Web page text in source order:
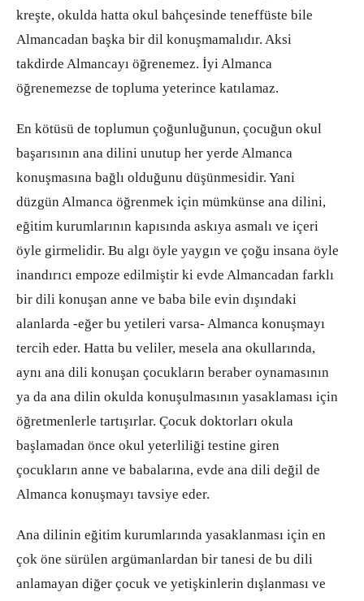
kreşte, okulda hatta okul bahçesinde teneffüste bile
Almancadan başka bir dil konuşmamalıdır. Aksi
takdirde Almancayı öğrenemez. İyi Almanca
öğrenemezse de topluma yeterince katılamaz.
En kötüsü de toplumun çoğunluğunun, çocuğun okul
başarısının ana dilini unutup her yerde Almanca
konuşmasına bağlı olduğunu düşünmesidir. Yani
düzgün Almanca öğrenmek için mümkünse ana dilini,
eğitim kurumlarının kapısında askıya asmalı ve içeri
öyle girmelidir. Bu algı öyle yaygın ve çoğu insana öyle
inandırıcı empoze edilmiştir ki evde Almancadan farklı
bir dili konuşan anne ve baba bile evin dışındaki
alanlarda -eğer bu yetileri varsa- Almanca konuşmayı
tercih eder. Hatta bu veliler, mesela ana okullarında,
aynı ana dili konuşan çocukların beraber oynamasının
ya da ana dilin okulda konuşulmasının yasaklaması için
öğretmenlerle tartışırlar. Çocuk doktorları okula
başlamadan önce okul yeterliliği testine giren
çocukların anne ve babalarına, evde ana dili değil de
Almanca konuşmayı tavsiye eder.
Ana dilinin eğitim kurumlarında yasaklanması için en
çok öne sürülen argümanlardan bir tanesi de bu dili
anlamayan diğer çocuk ve yetişkinlerin dışlanması ve